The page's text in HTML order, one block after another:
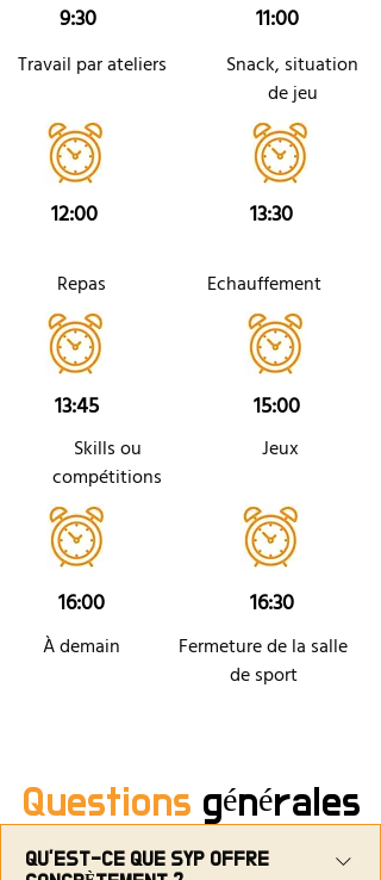
9:30
Travail par ateliers
12:00
Repas
13:45
Skills ou
compétitions
11:00
Snack, situation
de jeu
13:30
Echauffement
15:00
Jeux
16:00
À demain
16:30
Fermeture de la salle
de sport
Questions générales
QU’EST-CE QUE SYP OFFRE